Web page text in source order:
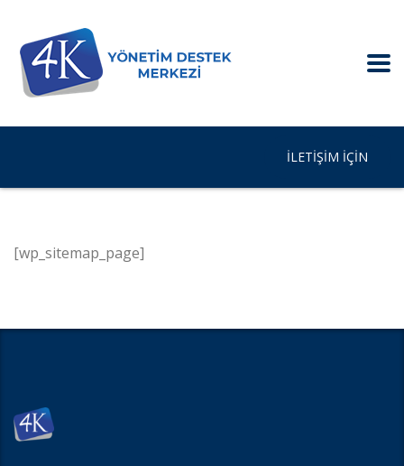
İLETIŞIM IÇIN
[wp_sitemap_page]